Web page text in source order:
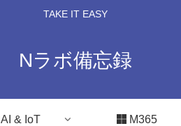
TAKE IT EASY
Nラボ備忘録
AI & IoT M365